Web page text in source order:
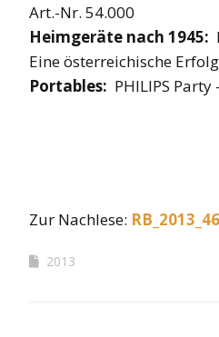
Art.-Nr. 54.000
Heimgeräte nach 1945:
Eine österreichische
Portables: PHILIPS
Zur Nachlese: RB_2013_46
2013